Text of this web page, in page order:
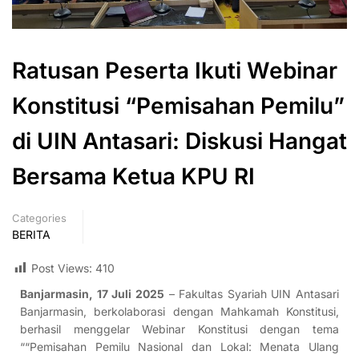
Ratusan Peserta Ikuti Webinar
Konstitusi “Pemisahan Pemilu”
di UIN Antasari: Diskusi Hangat
Bersama Ketua KPU RI
Categories
BERITA
Post Views: 410
Banjarmasin, 17 Juli 2025 – Fakultas Syariah UIN Antasari
Banjarmasin, berkolaborasi dengan Mahkamah Konstitusi,
berhasil menggelar Webinar Konstitusi dengan tema
““Pemisahan Pemilu Nasional dan Lokal: Menata Ulang